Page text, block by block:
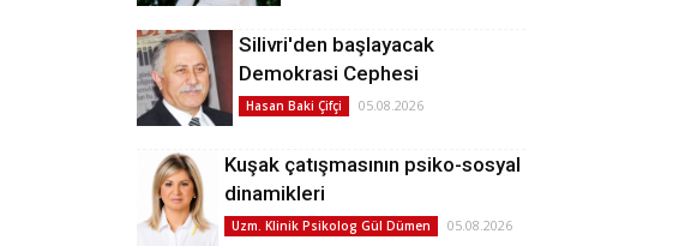
Silivri'den başlayacak
Demokrasi Cephesi
Hasan Baki Çifçi 05.08.2026
Kuşak çatışmasının psiko-sosyal
dinamikleri
Uzm. Klinik Psikolog Gül Dümen 05.08.2026